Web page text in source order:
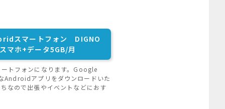
スマートフォン DIGNO
マホ+データ5GB/月
トフォンになります。Google
Androidアプリをダウンロードいた
なので出張やイベントなどにおす